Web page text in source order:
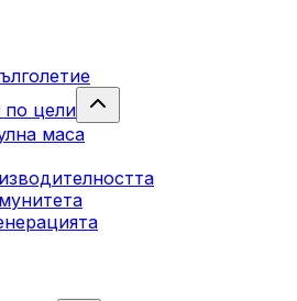
по цели
маса